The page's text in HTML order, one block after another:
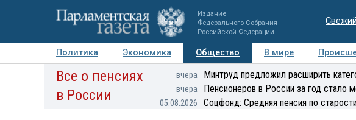
Издание
Федерального Собрания
Российской Федерации
Политика Экономика Общество В мире
Авторы Персоны Мнения Регионы Медиацентр
Все о пенсиях
в России
вчера Минтруд предложил расширить
вчера Пенсионеров в России за год стало
05.08.2026 Соцфонд: Средняя пенсия по